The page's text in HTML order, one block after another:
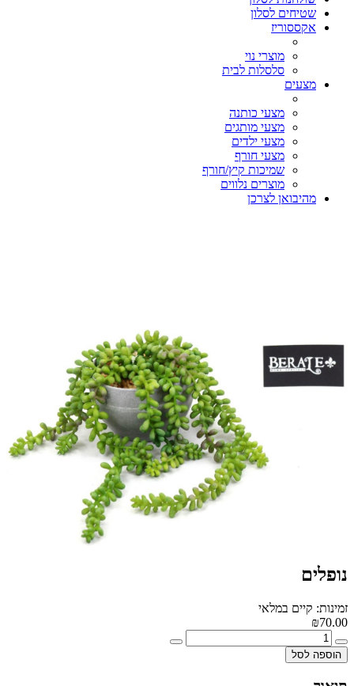
שטיחים לסלון
אקססוריז
מוצרי נוי
סלסלות לבית
מצעים
מצעי כותנה
מצעי מותגים
מצעי ילדים
מצעי חורף
שמיכות קיץ/חורף
מוצרים נלווים
מהיבואן לצרכן
נופלים
זמינות: קיים במלאי
₪70.00
הוספה לסל